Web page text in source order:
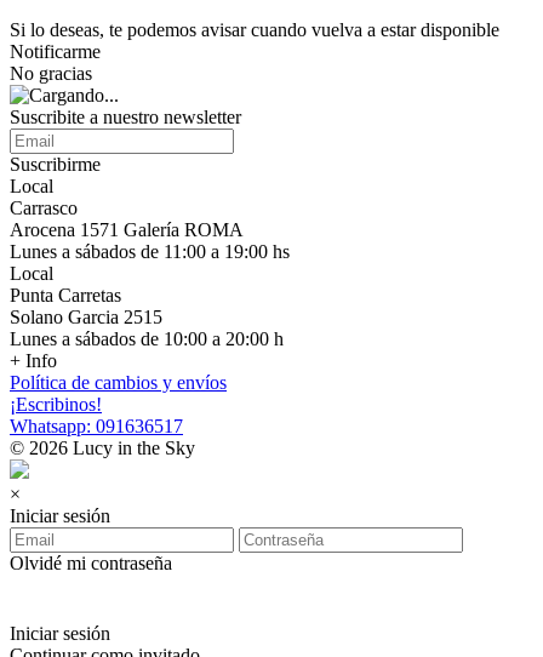
Si lo deseas, te podemos avisar cuando vuelva a estar disponible
Notificarme
No gracias
Suscribite a nuestro newsletter
Suscribirme
Local
Carrasco
Arocena 1571 Galería ROMA
Lunes a sábados de 11:00 a 19:00 hs
Local
Punta Carretas
Solano Garcia 2515
Lunes a sábados de 10:00 a 20:00 h
+ Info
Política de cambios y envíos
¡Escribinos!
Whatsapp: 091636517
© 2026 Lucy in the Sky
×
Iniciar sesión
Olvidé mi contraseña
Iniciar sesión